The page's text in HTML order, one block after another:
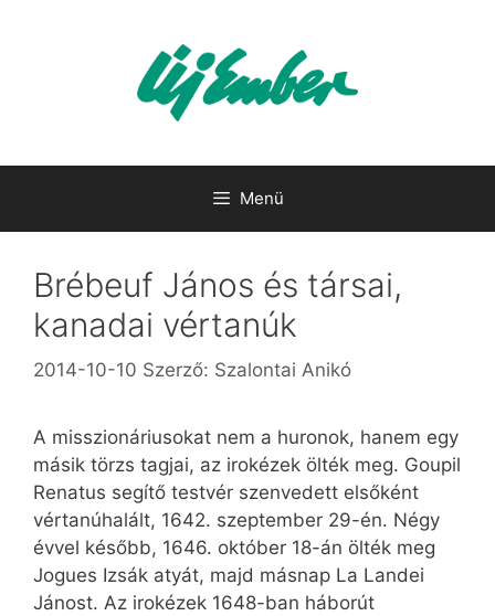
Menü
Brébeuf János és társai,
kanadai vértanúk
2014-10-10 Szerző: Szalontai Anikó
A misszionáriusokat nem a huronok, hanem egy
másik törzs tagjai, az irokézek ölték meg. Goupil
Renatus segítő testvér szenvedett elsőként
vértanúhalált, 1642. szeptember 29-én. Négy
évvel később, 1646. október 18-án ölték meg
Jogues Izsák atyát, majd másnap La Landei
Jánost. Az irokézek 1648-ban háborút